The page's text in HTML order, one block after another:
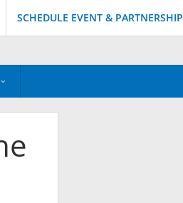
SCHEDULE EVENT & PARTNERSHIP